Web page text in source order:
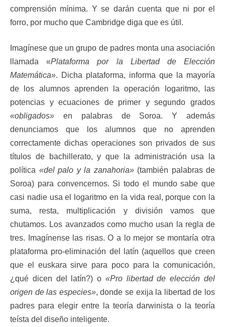
comprensión mínima. Y se darán cuenta que ni por el
forro, por mucho que Cambridge diga que es útil.
Imagínese que un grupo de padres monta una asociación
llamada «Plataforma por la Libertad de Elección
Matemática». Dicha plataforma, informa que la mayoría
de los alumnos aprenden la operación logaritmo, las
potencias y ecuaciones de primer y segundo grados
«obligados» en palabras de Soroa. Y además
denunciamos que los alumnos que no aprenden
correctamente dichas operaciones son privados de sus
títulos de bachillerato, y que la administración usa la
política «del palo y la zanahoria»(también palabras de
Soroa) para convencernos. Si todo el mundo sabe que
casi nadie usa el logaritmo en la vida real, porque con la
suma, resta, multiplicación y división vamos que
chutamos. Los avanzados como mucho usan la regla de
tres. Imagínense las risas. O a lo mejor se montaría otra
plataforma pro-eliminación del latín (aquellos que creen
que el euskara sirve para poco para la comunicación,
¿qué dicen del latín?) o «Pro libertad de elección del
origen de las especies», donde se exija la libertad de los
padres para elegir entre la teoría darwinista o la teoría
teísta del diseño inteligente.